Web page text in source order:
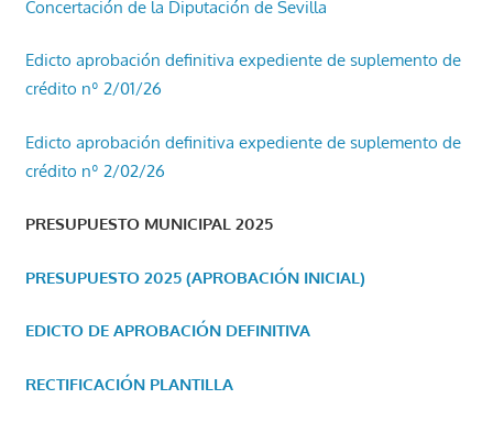
Concertación de la Diputación de Sevilla
Edicto aprobación definitiva expediente de suplemento de
crédito nº 2/01/26
Edicto aprobación definitiva expediente de suplemento de
crédito nº 2/02/26
PRESUPUESTO MUNICIPAL 2025
PRESUPUESTO 2025 (APROBACIÓN INICIAL)
EDICTO DE APROBACIÓN DEFINITIVA
RECTIFICACIÓN PLANTILLA